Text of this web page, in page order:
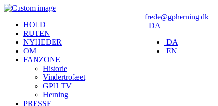
frede@gpherning.dk
DA
DA
EN
HOLD
RUTEN
NYHEDER
OM
FANZONE
Historie
Vindertrofæet
GPH TV
Herning
PRESSE